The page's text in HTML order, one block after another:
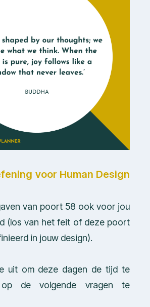
voor Human Design
van poort 58 ook voor jou
(los van het feit of deze poort
in jouw design).
uit om deze dagen de tijd te
de volgende vragen te